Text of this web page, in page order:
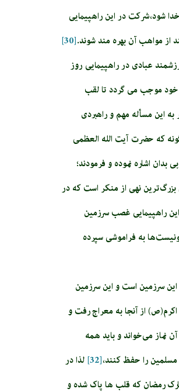
شود، شرکت در این راهپیمایی
از مواهب آن بهره مند شوند.[30]
عبادی در راهپیمایی روز
موجب می گردد تا لقب
به این مسأله مهم و راهبردی
که حضرت آیت الله العظمی
بدان اشاره نموده و فرمودند؛
نهی از منکر است که در
راهپیمایی غصب سرزمین
به فراموشی سپرده
سرزمین است و این سرزمین
از آنجا به معراج رفت و
نماز می‌خواند و باید همه
مسلمین را حفظ کنند،[32]
لذا در
رمضان که قلب ها پاک شده و